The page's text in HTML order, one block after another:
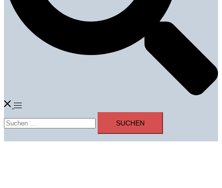
Menü
umschalten
Suchen
nach: